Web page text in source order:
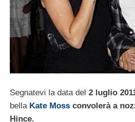
Segnatevi la data del 2 luglio
bella Kate Moss convolerà a
Hince.